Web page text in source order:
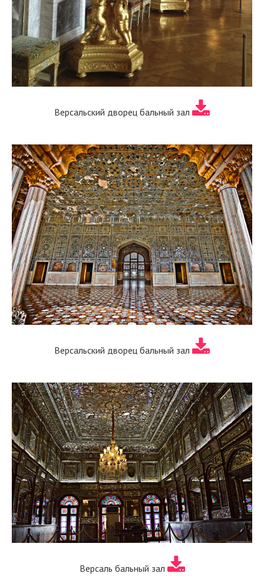
Версальский дворец бальный зал
Версальский дворец бальный зал
Версаль бальный зал